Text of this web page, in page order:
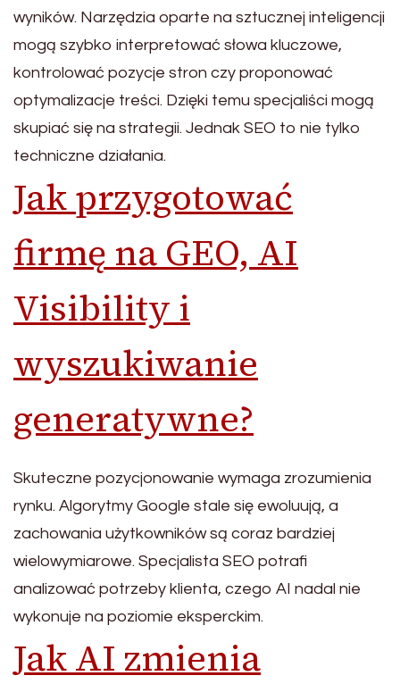
wyników. Narzędzia oparte na sztucznej inteligencji
mogą szybko interpretować słowa kluczowe,
kontrolować pozycje stron czy proponować
optymalizacje treści. Dzięki temu specjaliści mogą
skupiać się na strategii. Jednak SEO to nie tylko
techniczne działania.
Jak przygotować
firmę na GEO, AI
Visibility i
wyszukiwanie
generatywne?
Skuteczne pozycjonowanie wymaga zrozumienia
rynku. Algorytmy Google stale się ewoluują, a
zachowania użytkowników są coraz bardziej
wielowymiarowe. Specjalista SEO potrafi
analizować potrzeby klienta, czego AI nadal nie
wykonuje na poziomie eksperckim.
Jak AI zmienia